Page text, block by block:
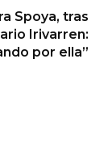
Spoya, tras
Irivarren:
por ella”